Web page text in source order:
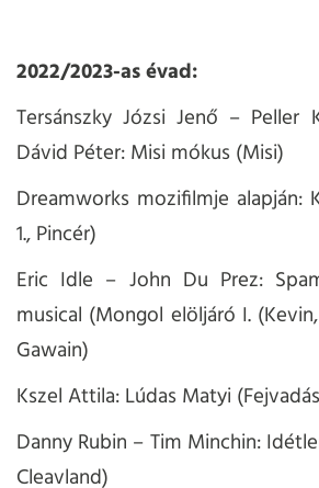
2022/2023-as évad:
Tersánszky Józsi Jenő –
Dávid Péter: Misi mókus (Misi)
Dreamworks mozifilmje
1., Pincér)
Eric Idle – John Du Prez:
musical (Mongol elöljáró I.
Gawain)
Kszel Attila: Lúdas Matyi
Danny Rubin – Tim Minchin:
Cleavland)